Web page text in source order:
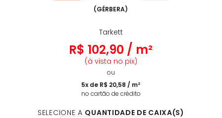
(GÉRBERA)
Tarkett
R$ 102,90 / m²
(à vista no pix)
ou
5x de R$ 20,58 / m²
no cartão de crédito
SELECIONE A QUANTIDADE DE CAIXA(S)